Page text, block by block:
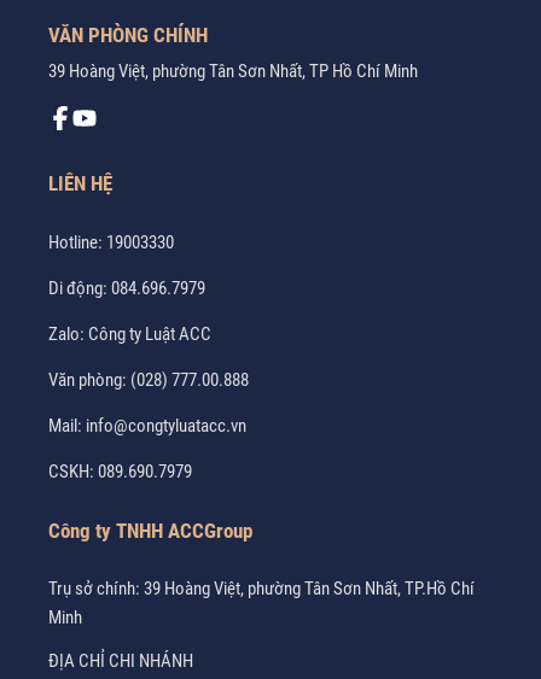
VĂN PHÒNG CHÍNH
39 Hoàng Việt, phường Tân Sơn Nhất, TP Hồ Chí Minh
LIÊN HỆ
Hotline: 19003330
Di động: 084.696.7979
Zalo: Công ty Luật ACC
Văn phòng: (028) 777.00.888
Mail: info@congtyluatacc.vn
CSKH: 089.690.7979
Công ty TNHH ACCGroup
Trụ sở chính: 39 Hoàng Việt, phường Tân Sơn Nhất, TP.Hồ Chí
Minh
ĐỊA CHỈ CHI NHÁNH